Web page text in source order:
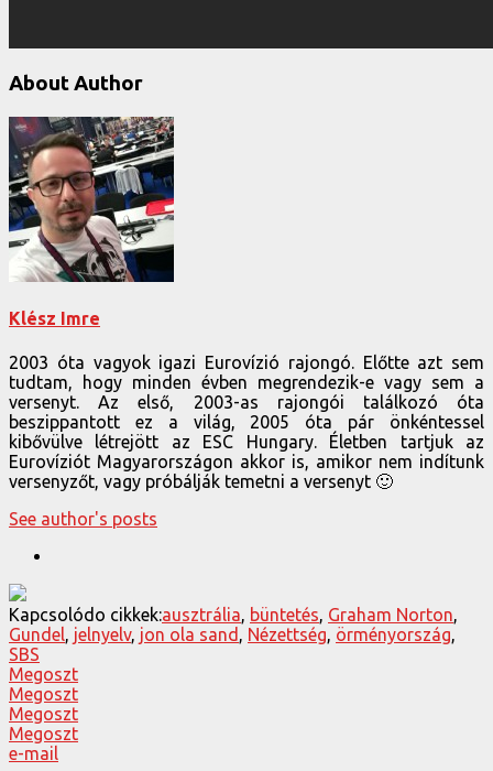
About Author
Klész Imre
2003 óta vagyok igazi Eurovízió rajongó. Előtte azt sem
tudtam, hogy minden évben megrendezik-e vagy sem a
versenyt. Az első, 2003-as rajongói találkozó óta
beszippantott ez a világ, 2005 óta pár önkéntessel
kibővülve létrejött az ESC Hungary. Életben tartjuk az
Eurovíziót Magyarországon akkor is, amikor nem indítunk
versenyzőt, vagy próbálják temetni a versenyt 🙂
See author's posts
Kapcsolódo cikkek:ausztrália büntetés Graham Norton
Gundel
jelnyelv, jon ola sand Nézettség örményország
SBS
Megoszt
Megoszt
Megoszt
Megoszt
e-mail